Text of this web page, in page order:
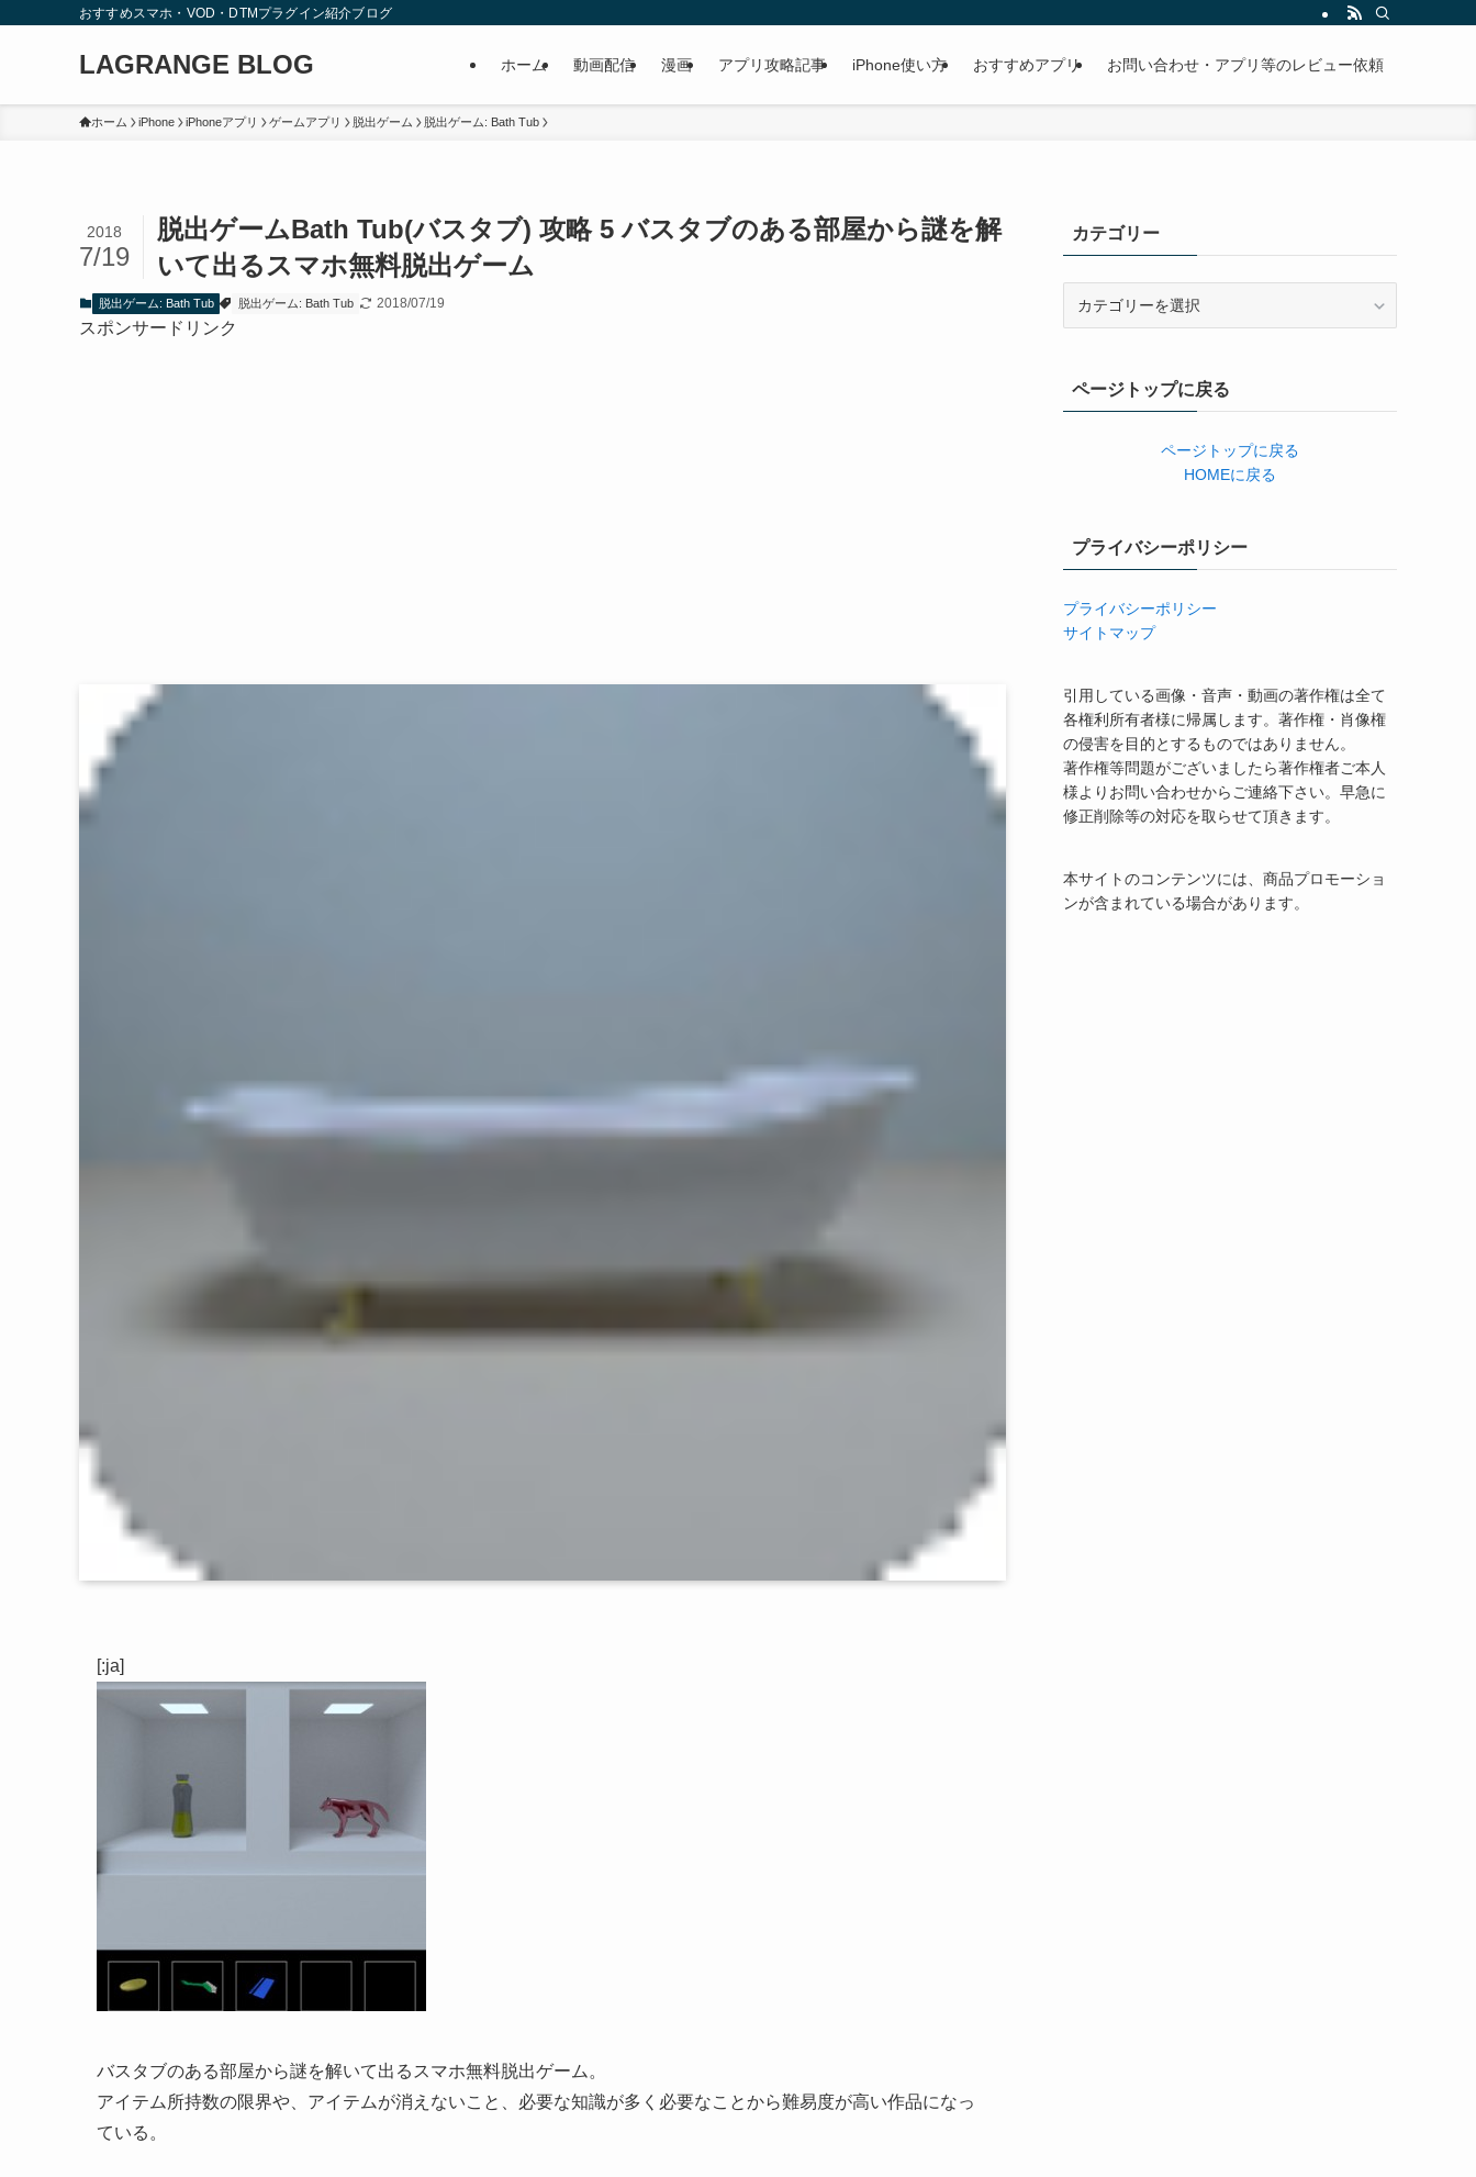
おすすめスマホ・VOD・DTMプラグイン紹介ブログ
LAGRANGE BLOG ホーム 動画配信 漫画 アプリ攻略記事 iPhone使い方 おすすめアプリ お問い合わせ・アプリ等のレビュー依頼
ホーム iPhone iPhoneアプリ ゲームアプリ 脱出ゲーム 脱出ゲーム: Bath Tub
脱出ゲームBath Tub(バスタブ) 攻略 5 バスタブのある部屋から謎を解
いて出るスマホ無料脱出ゲーム
2018
7/19
脱出ゲーム: Bath Tub 脱出ゲーム: Bath Tub 2018/07/19
スポンサードリンク
[:ja]
バスタブのある部屋から謎を解いて出るスマホ無料脱出ゲーム。
アイテム所持数の限界や、アイテムが消えないこと、必要な知識が多く必要なことから難易度が高い作品になっ
ている。
カテゴリー
ーページトップに戻る
ページトップに戻る
HOMEに戻る
プライバシーポリシー
プライバシーポリシー
サイトマップ
引用している画像・音声・動画の著作権は全て
各権利所有者様に帰属します。著作権・肖像権
の侵害を目的とするものではありません。
著作権等問題がございましたら著作権者ご本人
様よりお問い合わせからご連絡下さい。早急に
修正削除等の対応を取らせて頂きます。
本サイトのコンテンツには、商品プロモーショ
ンが含まれている場合があります。